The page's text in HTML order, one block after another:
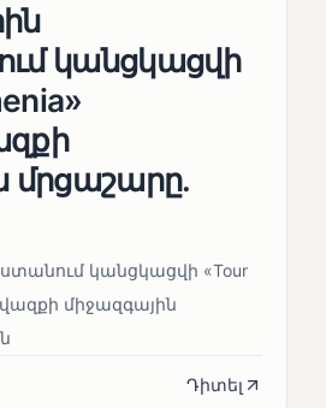
կանցկացվի
մրցաշարը.
կանցկացվի «Tour
միջազգային
Դիտել